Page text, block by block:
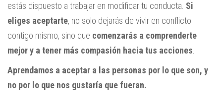
estás dispuesto a trabajar en modificar tu conducta. Si
eliges aceptarte, no solo dejarás de vivir en conflicto
contigo mismo, sino que comenzarás a comprenderte
mejor y a tener más compasión hacia tus acciones
Aprendamos a aceptar a las personas por lo que son, y
no por lo que nos gustaría que fueran.